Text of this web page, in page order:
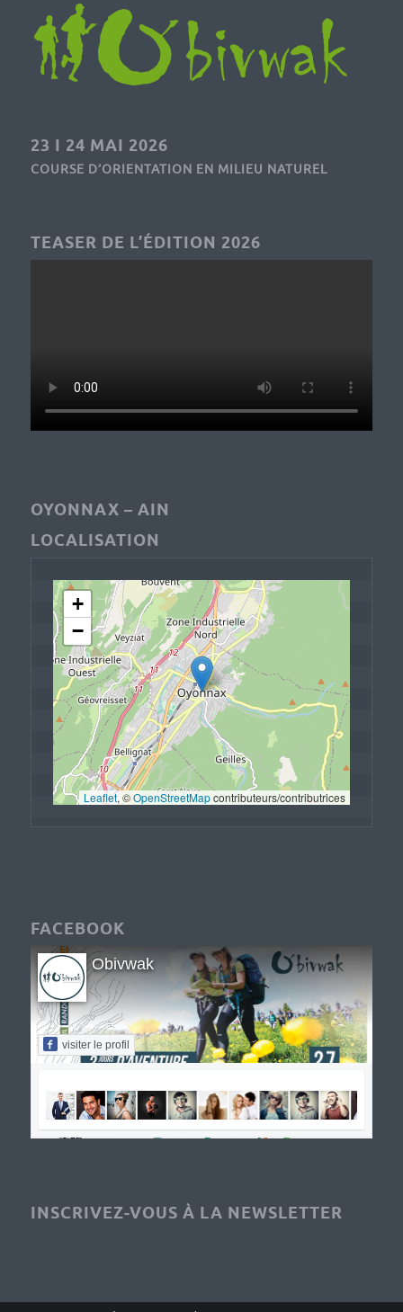
23 I 24 MAI 2026
COURSE D’ORIENTATION EN MILIEU NATUREL
TEASER DE L’ÉDITION 2026
OYONNAX – AIN
LOCALISATION
+
−
Leaflet, © OpenStreetMap contributeurs/contributrices
FACEBOOK
Obivwak
visiter le profil
INSCRIVEZ-VOUS À LA NEWSLETTER